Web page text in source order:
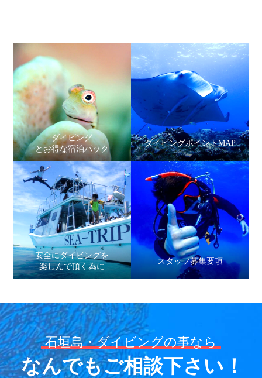
ダイビング
とお得な宿泊パック
ダイビングポイントMAP
安全にダイビングを
楽しんで頂く為に
スタッフ募集要項
石垣島・ダイビングの事なら
なんでもご相談下さい！